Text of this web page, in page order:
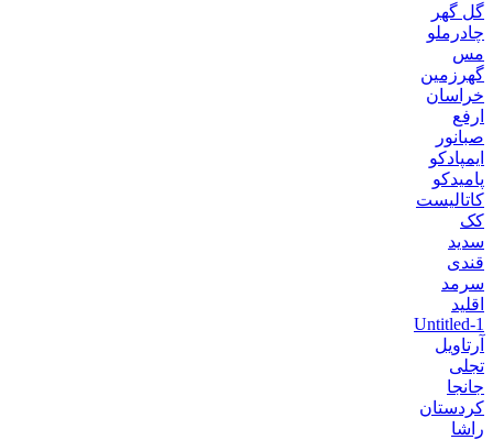
گل گهر
چادرملو
مس
گهرزمین
خراسان
ارفع
صبانور
ایمپادکو
پامیدکو
کاتالیست
کک
سدید
قندی
سرمد
اقلید
Untitled-1
آرتاویل
تجلی
جانجا
کردستان
راشا